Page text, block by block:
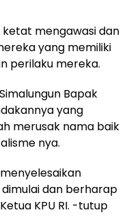
ketat mengawasi dan
yang memiliki
perilaku mereka.
Bapak
yang
merusak nama baik
nya.
dan berharap
KPU RI. -tutup